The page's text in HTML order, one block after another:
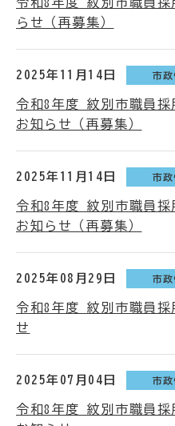
らせ（再募集）
2025年11月14日 市
令和8年度 紋別市職員採
お知らせ（再募集）
2025年11月14日 市
令和8年度 紋別市職員採
お知らせ（再募集）
2025年08月29日 市
令和8年度 紋別市職員採
せ
2025年07月04日 市
令和8年度 紋別市職員採